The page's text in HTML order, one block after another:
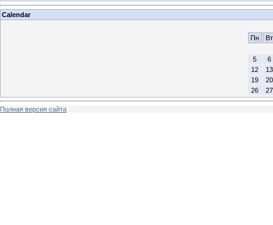
Calendar
Пн Вт
5
6
12
13
19
20
26
27
Полная версия сайта